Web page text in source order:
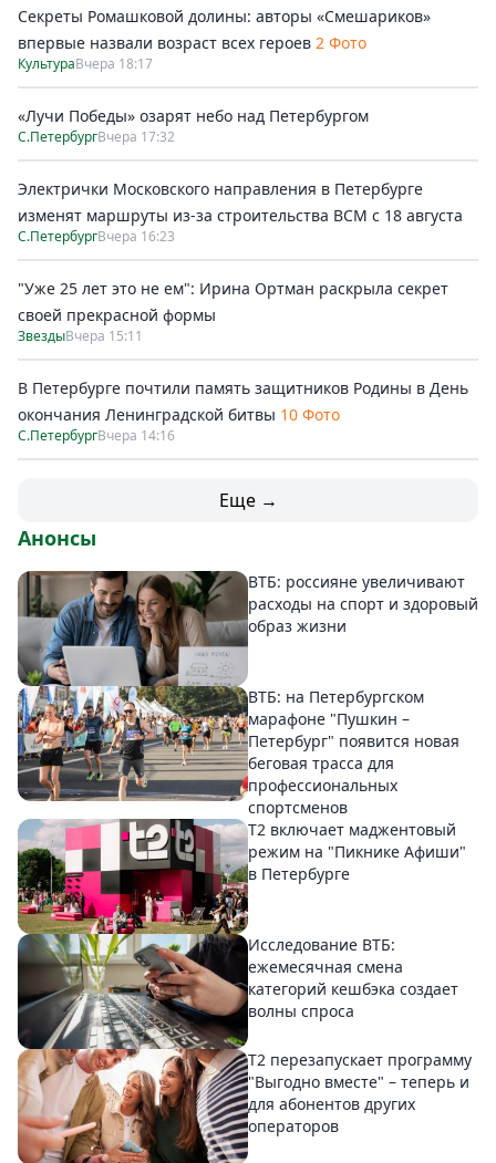
Секреты Ромашковой долины: авторы «Смешариков»
впервые назвали возраст всех героев 2 Фото
КультураВчера 18:17
«Лучи Победы» озарят небо над Петербургом
С.ПетербургВчера 17:32
Электрички Московского направления в Петербурге
изменят маршруты из-за строительства ВСМ с 18 августа
С.ПетербургВчера 16:23
"Уже 25 лет это не ем": Ирина Ортман раскрыла секрет
своей прекрасной формы
ЗвездыВчера 15:11
В Петербурге почтили память защитников Родины в День
окончания Ленинградской битвы 10 Фото
С.ПетербургВчера 14:16
Еще →
Анонсы
ВТБ: россияне увеличивают
расходы на спорт и здоровый
образ жизни
ВТБ: на Петербургском
марафоне "Пушкин –
Петербург" появится новая
беговая трасса для
профессиональных
спортсменов
Т2 включает маджентовый
режим на "Пикнике Афиши"
в Петербурге
Исследование ВТБ:
ежемесячная смена
категорий кешбэка создает
волны спроса
Т2 перезапускает программу
"Выгодно вместе" – теперь и
для абонентов других
операторов